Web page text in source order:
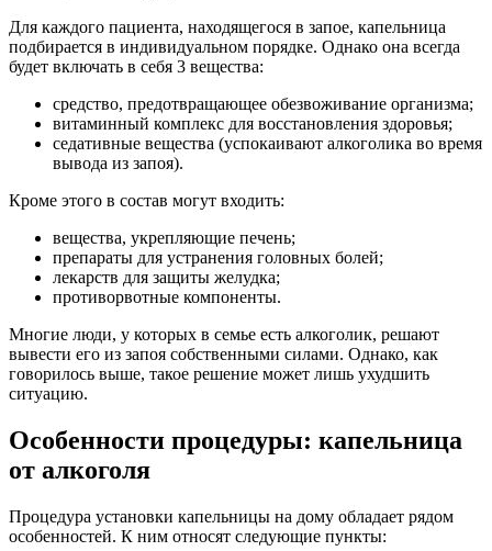
Для каждого пациента, находящегося в запое, капельница
подбирается в индивидуальном порядке. Однако она всегда
будет включать в себя 3 вещества:
средство, предотвращающее обезвоживание организма;
витаминный комплекс для восстановления здоровья;
седативные вещества (успокаивают алкоголика во время
вывода из запоя).
Кроме этого в состав могут входить:
вещества, укрепляющие печень;
препараты для устранения головных болей;
лекарств для защиты желудка;
противорвотные компоненты.
Многие люди, у которых в семье есть алкоголик, решают
вывести его из запоя собственными силами. Однако, как
говорилось выше, такое решение может лишь ухудшить
ситуацию.
Особенности процедуры: капельница
от алкоголя
Процедура установки капельницы на дому обладает рядом
особенностей. К ним относят следующие пункты: